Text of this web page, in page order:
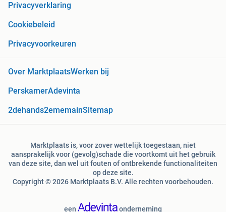
Privacyverklaring
Cookiebeleid
Privacyvoorkeuren
Over MarktplaatsWerken bij
PerskamerAdevinta
2dehands2ememainSitemap
Marktplaats is, voor zover wettelijk toegestaan, niet
aansprakelijk voor (gevolg)schade die voortkomt uit het gebruik
van deze site, dan wel uit fouten of ontbrekende functionaliteiten
op deze site.
Copyright © 2026 Marktplaats B.V. Alle rechten voorbehouden.
een onderneming